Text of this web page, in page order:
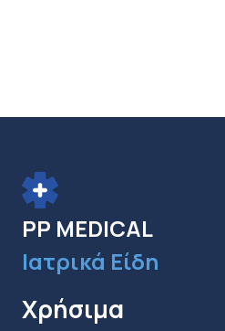
PP MEDICAL
Ιατρικά Είδη
Χρήσιμα